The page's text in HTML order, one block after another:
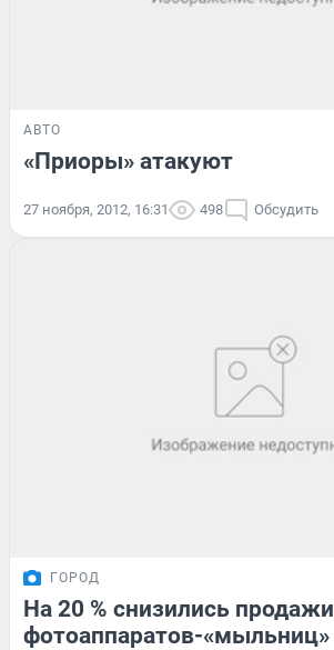
АВТО
«Приоры» атакуют
27 ноября, 2012, 16:31 498 Обсудить
ГОРОД
На 20 % снизились продажи
фотоаппаратов-«мыльниц»